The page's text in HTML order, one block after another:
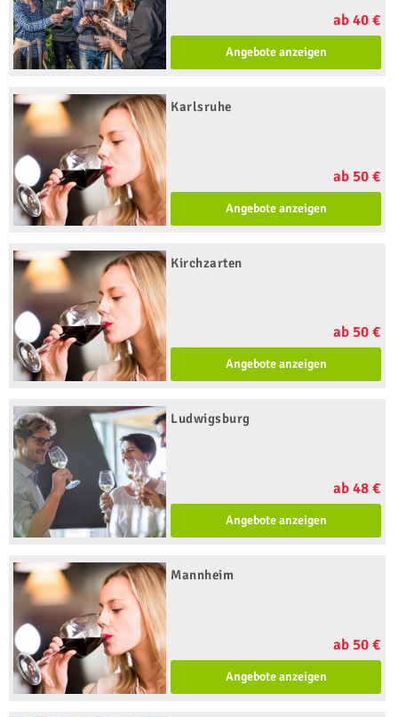
ab 40 €
Angebote anzeigen
Karlsruhe
ab 50 €
Angebote anzeigen
Kirchzarten
ab 50 €
Angebote anzeigen
Ludwigsburg
ab 48 €
Angebote anzeigen
Mannheim
ab 50 €
Angebote anzeigen